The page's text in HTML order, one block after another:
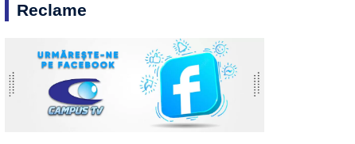
Reclame